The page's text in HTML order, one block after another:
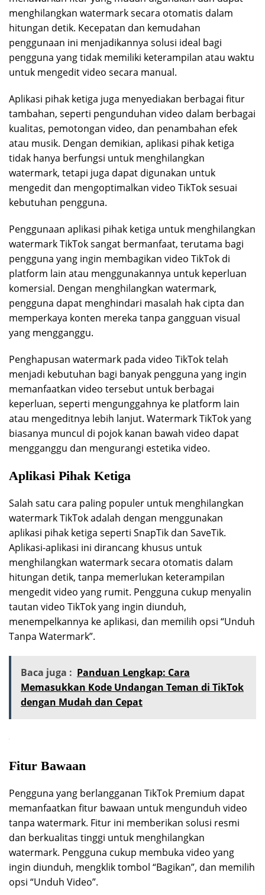
menghilangkan watermark secara otomatis dalam
hitungan detik. Kecepatan dan kemudahan
penggunaan ini menjadikannya solusi ideal bagi
pengguna yang tidak memiliki keterampilan atau waktu
untuk mengedit video secara manual.
Aplikasi pihak ketiga juga menyediakan berbagai fitur
tambahan, seperti pengunduhan video dalam berbagai
kualitas, pemotongan video, dan penambahan efek
atau musik. Dengan demikian, aplikasi pihak ketiga
tidak hanya berfungsi untuk menghilangkan
watermark, tetapi juga dapat digunakan untuk
mengedit dan mengoptimalkan video TikTok sesuai
kebutuhan pengguna.
Penggunaan aplikasi pihak ketiga untuk menghilangkan
watermark TikTok sangat bermanfaat, terutama bagi
pengguna yang ingin membagikan video TikTok di
platform lain atau menggunakannya untuk keperluan
komersial. Dengan menghilangkan watermark,
pengguna dapat menghindari masalah hak cipta dan
memperkaya konten mereka tanpa gangguan visual
yang mengganggu.
Penghapusan watermark pada video TikTok telah
menjadi kebutuhan bagi banyak pengguna yang ingin
memanfaatkan video tersebut untuk berbagai
keperluan, seperti mengunggahnya ke platform lain
atau mengeditnya lebih lanjut. Watermark TikTok yang
biasanya muncul di pojok kanan bawah video dapat
mengganggu dan mengurangi estetika video.
Aplikasi Pihak Ketiga
Salah satu cara paling populer untuk menghilangkan
watermark TikTok adalah dengan menggunakan
aplikasi pihak ketiga seperti SnapTik dan SaveTik.
Aplikasi-aplikasi ini dirancang khusus untuk
menghilangkan watermark secara otomatis dalam
hitungan detik, tanpa memerlukan keterampilan
mengedit video yang rumit. Pengguna cukup menyalin
tautan video TikTok yang ingin diunduh,
menempelkannya ke aplikasi, dan memilih opsi “Unduh
Tanpa Watermark”.
Baca juga : Panduan Lengkap: Cara
Memasukkan Kode Undangan Teman di TikTok
dengan Mudah dan Cepat
Fitur Bawaan
Pengguna yang berlangganan TikTok Premium dapat
memanfaatkan fitur bawaan untuk mengunduh video
tanpa watermark. Fitur ini memberikan solusi resmi
dan berkualitas tinggi untuk menghilangkan
watermark. Pengguna cukup membuka video yang
ingin diunduh, mengklik tombol “Bagikan”, dan memilih
opsi “Unduh Video”.